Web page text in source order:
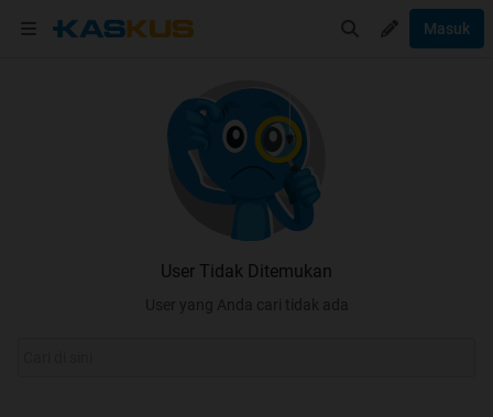
Masuk
User Tidak Ditemukan
User yang Anda cari tidak ada